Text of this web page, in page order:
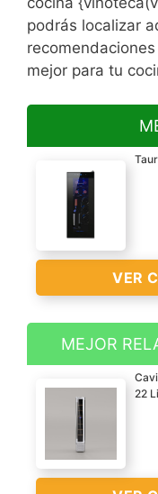
podrás localizar
mejor para tu
VER
Vinoteca
sin compresor,
proteger la calidad
sabor de sus vinos a
largo y corto plazo
Al no vibrar
MEJOR
22